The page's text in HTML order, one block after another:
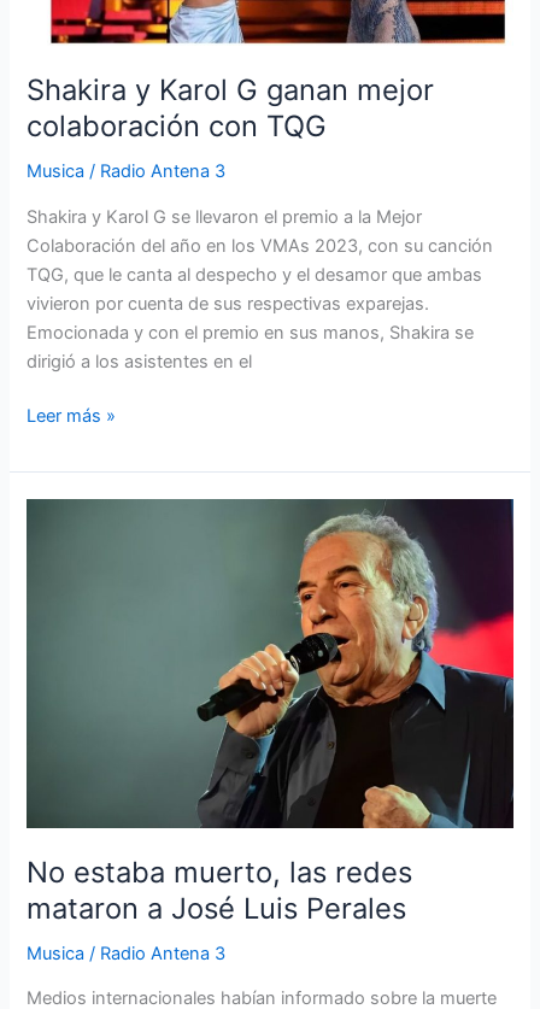
Shakira y Karol G ganan mejor
colaboración con TQG
Musica / Radio Antena 3
Shakira y Karol G se llevaron el premio a la Mejor
Colaboración del año en los VMAs 2023, con su canción
TQG, que le canta al despecho y el desamor que ambas
vivieron por cuenta de sus respectivas exparejas.
Emocionada y con el premio en sus manos, Shakira se
dirigió a los asistentes en el
TQG
Leer más »
No estaba muerto, las redes
mataron a José Luis Perales
Musica / Radio Antena 3
Medios internacionales habían informado sobre la muerte